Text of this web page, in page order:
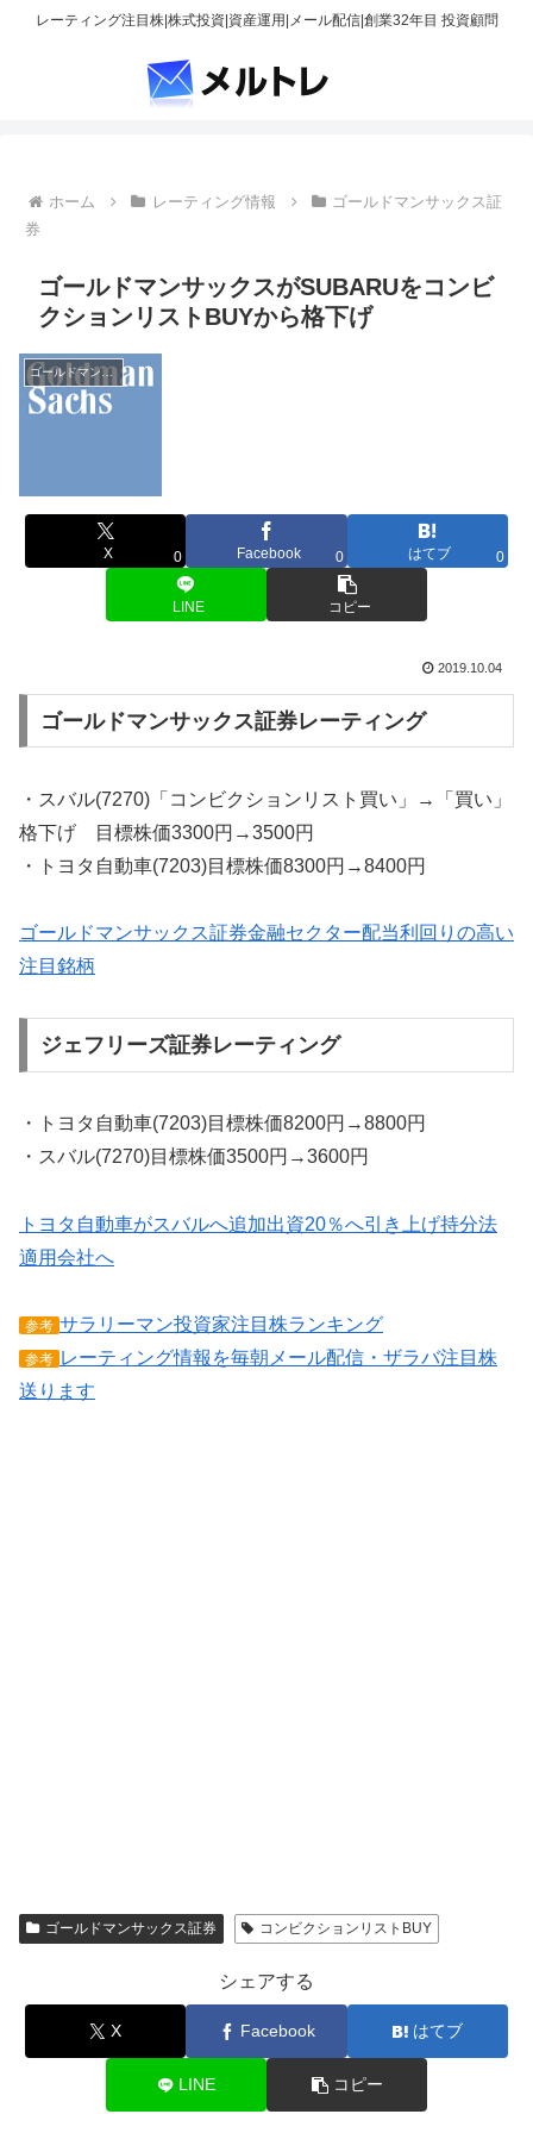
レーティング注目株|株式投資|資産運用|メール配信|創業32年目 投資顧問
ホーム レーティング情報
ゴールドマンサックス証
券
ゴールドマンサックスがSUBARUをコンビ
クションリストBUYから格下げ
ゴールドマンサックス証券
X 0 Facebook 0 はてブ 0
LINE コピー
2019.10.04
ゴールドマンサックス証券レーティング
・スバル(7270)「コンビクションリスト買い」→「買い」
格下げ 目標株価3300円→3500円
・トヨタ自動車(7203)目標株価8300円→8400円
ゴールドマンサックス証券金融セクター配当利回りの高い
注目銘柄
ジェフリーズ証券レーティング
・トヨタ自動車(7203)目標株価8200円→8800円
・スバル(7270)目標株価3500円→3600円
トヨタ自動車がスバルへ追加出資20％へ引き上げ持分法
適用会社へ
参考 サラリーマン投資家注目株ランキング
参考 レーティング情報を毎朝メール配信・ザラバ注目株
送ります
ゴールドマンサックス証券 コンビクションリストBUY
シェアする
X Facebook はてブ
LINE コピー